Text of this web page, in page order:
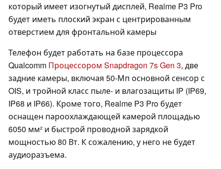
который имеет изогнутый дисплей, Realme P3 Pro
будет иметь плоский экран с центрированным
отверстием для фронтальной камеры
Телефон будет работать на базе процессора
Qualcomm Процессором Snapdragon 7s Gen 3, две
задние камеры, включая 50-Мп основной сенсор с
OIS, и тройной класс пыле- и влагозащиты IP (IP69,
IP68 и IP66). Кроме того, Realme P3 Pro будет
оснащен пароохлаждающей камерой площадью
6050 мм² и быстрой проводной зарядкой
мощностью 80 Вт. К сожалению, у него не будет
аудиоразъема.